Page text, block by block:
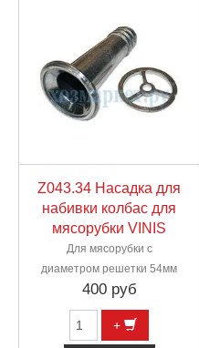
Z043.34 Насадка для
набивки колбас для
мясорубки VINIS
Для мясорубки с
диаметром решетки 54мм
400 руб
+